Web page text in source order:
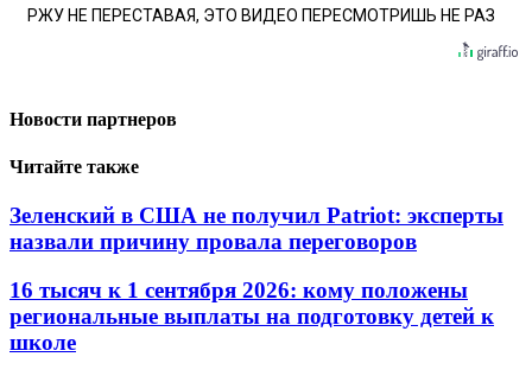
РЖУ НЕ ПЕРЕСТАВАЯ, ЭТО ВИДЕО ПЕРЕСМОТРИШЬ НЕ РАЗ
Новости партнеров
Читайте также
Зеленский в США не получил Patriot: эксперты
назвали причину провала переговоров
16 тысяч к 1 сентября 2026: кому положены
региональные выплаты на подготовку детей к
школе